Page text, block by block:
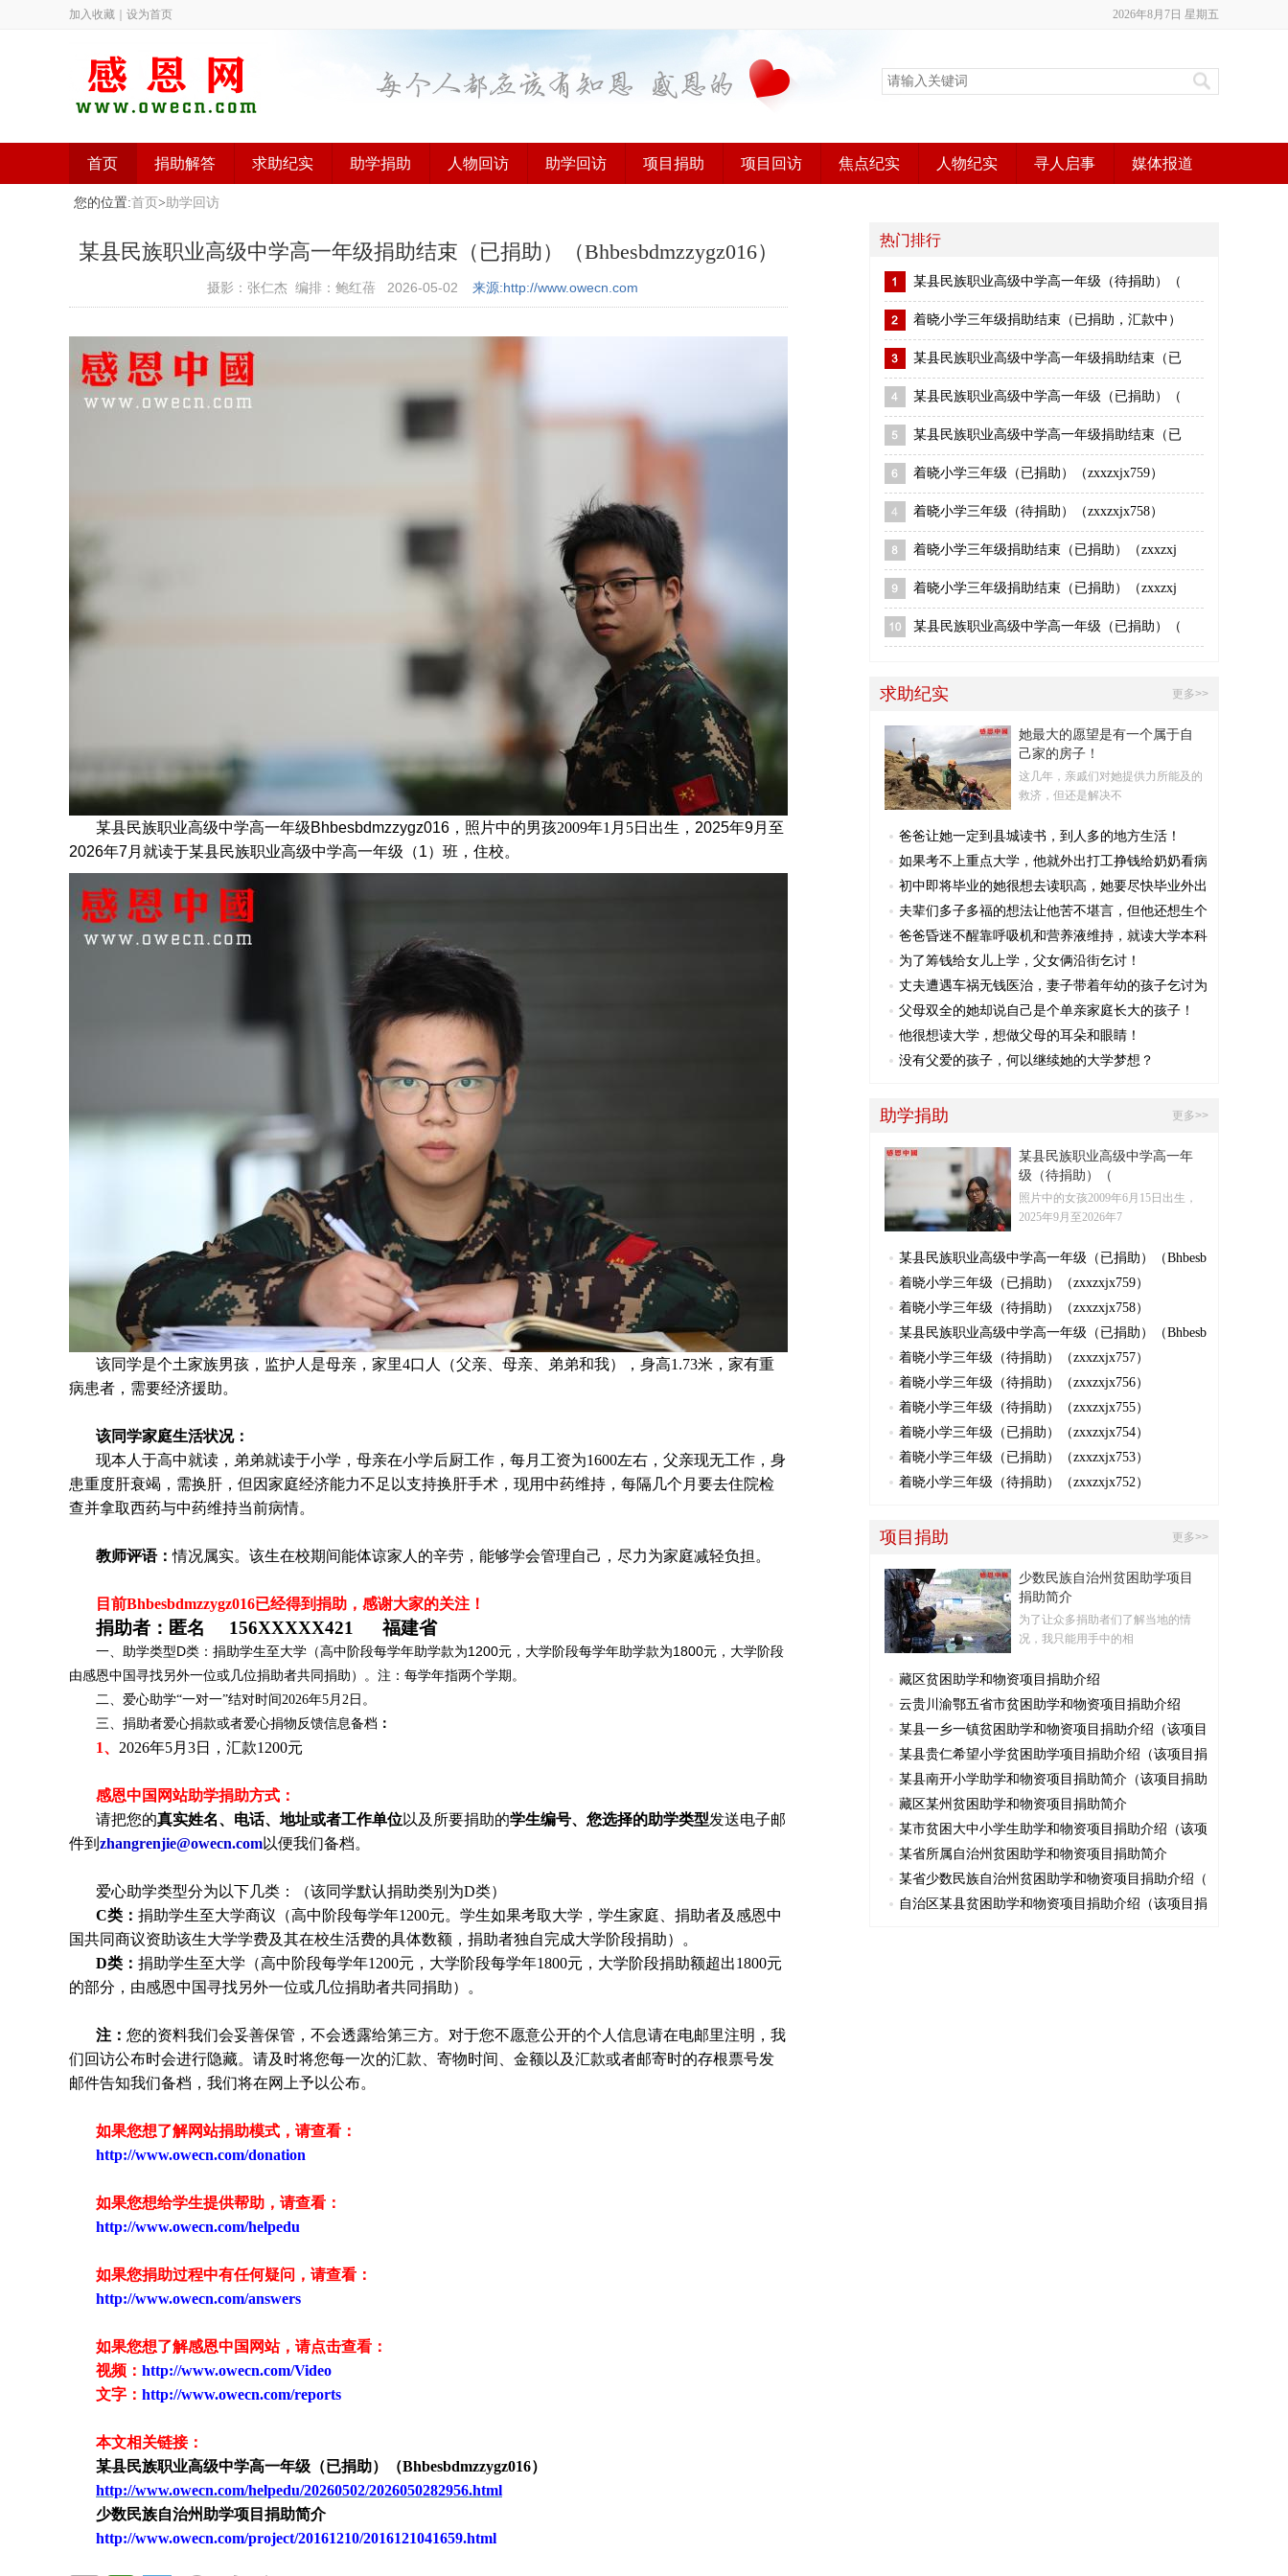
2026年8月7日 星期五
加入收藏 设为首页
首页 捐助解答 求助纪实 助学捐助 人物回访 助学回访 项目捐助 项目回访 焦点纪实 人物纪实 寻人启事 媒体报道
您的位置:首页 >助学回访
某县民族职业高级中学高一年级捐助结束（已捐助）（Bhbesbdmzzygz016）
摄影：张仁杰 编排：鲍红蓓 2026-05-02 来源:http://www.owecn.com
某县民族职业高级中学高一年级Bhbesbdmzzygz016，照片中的男孩2009年1月5日 出生， 2025年9月至
2026年7月 就读于某县民族职业高级中学高一年级 （1）班 ，住校。
该同学是个土家族男孩，监护人是母亲，家里4口人（父亲、母亲、弟弟和我），身高1.73米，家有重
病患者，需要经济援助。
该同学家庭生活状况：
现本人于高中就读，弟弟就读于小学，母亲在小学后厨工作，每月工资为1600左右，父亲现无工作，身
患重度肝衰竭，需换肝，但因家庭经济能力不足以支持换肝手术，现用中药维持，每隔几个月要去住院检
查并拿取西药与中药维持当前病情。
教师评语：情况属实。该生在校期间能体谅家人的辛劳，能够学会管理自己，尽力为家庭减轻负担。
目前Bhbesbdmzzygz016已经得到捐助，感谢大家的关注！
捐助者： 匿名 156XXXXX421 福建省
一、助学类型D类：捐助学生至大学（高中阶段每学年助学款为1200元，大学阶段每学年助学款为1800元，大学阶段
由感恩中国寻找另外一位或几位捐助者共同捐助）。注：每学年指两个学期。
二、爱心助学“一对一”结对时间2026年5月2日 。
三、捐助者爱心捐款或者爱心捐物反馈信息备档 ：
1、 2026年5月3日，汇款1200元
感恩中国网站助学捐助方式：
请把您的真实姓名、电话、地址或者工作单位以及所要捐助的学生编号、您选择的助学类型发送电子邮
件到 zhangrenjie@owecn.com以便我们备档。
爱心助学类型分为以下几类：（该同学默认捐助类别为D类）
C类： 捐助学生至大学商议（高中阶段每学年1200元。 学生如果考取大学， 学生家庭、捐助者及感恩中
国共同商议资助该生大学学费及其在校生活费的具体数额，捐助者独自完成大学阶段捐助）。
D类： 捐助学生至大学（高中阶段每学年1200元，大学阶段每学年1800元，大学阶段捐助额超出1800元
的部分，由感恩中国寻找另外一位或几位捐助者共同捐助）。
注： 您的资料我们会妥善保管，不会透露给第三方。对于您不愿意公开的个人信息请在电邮里注明，我
们回访公布时会进行隐藏。请及时将您每一次的汇款、寄物时间、金额以及汇款或者邮寄时的存根票号发
邮件告知我们备档，我们将在网上予以公布。
如果您想了解网站捐助模式，请查看：
http://www.owecn.com/donation
如果您想给学生提供帮助，请查看 ：
http://www.owecn.com/helpedu
如果您捐助过程中有任何疑问，请查看 ：
http://www.owecn.com/answers
如果您想了解感恩中国网站，请点击查看：
视频： http://www.owecn.com/Video
文字： http://www.owecn.com/reports
本文相关链接：
某县民族职业高级中学高一年级（已捐助）（Bhbesbdmzzygz016）
http://www.owecn.com/helpedu/20260502/2026050282956.html
少数民族自治州助学项目捐助简介
http://www.owecn.com/project/20161210/2016121041659.html
热门排行
某县民族职业高级中学高一年级（待捐助）（
着晓小学三年级捐助结束（已捐助，汇款中）
某县民族职业高级中学高一年级捐助结束（已
某县民族职业高级中学高一年级（已捐助）（
某县民族职业高级中学高一年级捐助结束（已
着晓小学三年级（已捐助）（zxxzxjx759）
着晓小学三年级（待捐助）（zxxzxjx758）
着晓小学三年级捐助结束（已捐助）（zxxzxj
着晓小学三年级捐助结束（已捐助）（zxxzxj
某县民族职业高级中学高一年级（已捐助）（
更多>>
求助纪实
她最大的愿望是有一个属于自
己家的房子！
这几年，亲戚们对她提供力所能及的
救济，但还是解决不
爸爸让她一定到县城读书，到人多的地方生活！
如果考不上重点大学，他就外出打工挣钱给奶奶看病
初中即将毕业的她很想去读职高，她要尽快毕业外出
夫辈们多子多福的想法让他苦不堪言，但他还想生个
爸爸昏迷不醒靠呼吸机和营养液维持，就读大学本科
为了筹钱给女儿上学，父女俩沿街乞讨！
丈夫遭遇车祸无钱医治，妻子带着年幼的孩子乞讨为
父母双全的她却说自己是个单亲家庭长大的孩子！
他很想读大学，想做父母的耳朵和眼睛！
没有父爱的孩子，何以继续她的大学梦想？
更多>>
助学捐助
某县民族职业高级中学高一年
级（待捐助）（
照片中的女孩2009年6月15日出生，
2025年9月至2026年7
某县民族职业高级中学高一年级（已捐助）（Bhbesb
着晓小学三年级（已捐助）（zxxzxjx759）
着晓小学三年级（待捐助）（zxxzxjx758）
某县民族职业高级中学高一年级（已捐助）（Bhbesb
着晓小学三年级（待捐助）（zxxzxjx757）
着晓小学三年级（待捐助）（zxxzxjx756）
着晓小学三年级（待捐助）（zxxzxjx755）
着晓小学三年级（已捐助）（zxxzxjx754）
着晓小学三年级（已捐助）（zxxzxjx753）
着晓小学三年级（待捐助）（zxxzxjx752）
更多>>
项目捐助
少数民族自治州贫困助学项目
捐助简介
为了让众多捐助者们了解当地的情
况，我只能用手中的相
藏区贫困助学和物资项目捐助介绍
云贵川渝鄂五省市贫困助学和物资项目捐助介绍
某县一乡一镇贫困助学和物资项目捐助介绍（该项目
某县贵仁希望小学贫困助学项目捐助介绍（该项目捐
某县南开小学助学和物资项目捐助简介（该项目捐助
藏区某州贫困助学和物资项目捐助简介
某市贫困大中小学生助学和物资项目捐助介绍（该项
某省所属自治州贫困助学和物资项目捐助简介
某省少数民族自治州贫困助学和物资项目捐助介绍（
自治区某县贫困助学和物资项目捐助介绍（该项目捐